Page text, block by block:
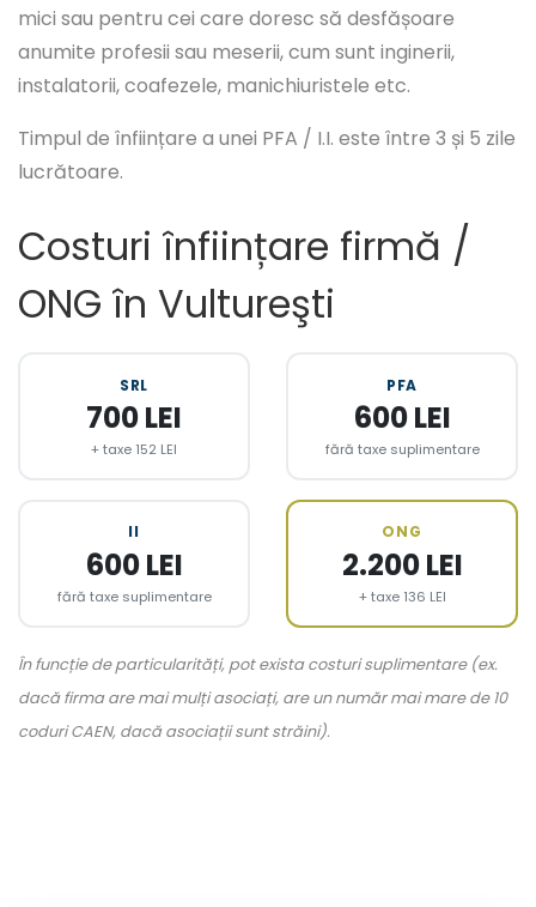
mici sau pentru cei care doresc să desfășoare
anumite profesii sau meserii, cum sunt inginerii,
instalatorii, coafezele, manichiuristele etc.
Timpul de înființare a unei PFA / I.I. este între 3 și 5 zile
lucrătoare.
Costuri înființare firmă /
ONG în Vultureşti
SRL
700 LEI
+ taxe 152 LEI
PFA
600 LEI
fără taxe suplimentare
II
600 LEI
fără taxe suplimentare
ONG
2.200 LEI
+ taxe 136 LEI
În funcție de particularități, pot exista costuri suplimentare (ex.
dacă firma are mai mulți asociați, are un număr mai mare de 10
coduri CAEN, dacă asociații sunt străini).